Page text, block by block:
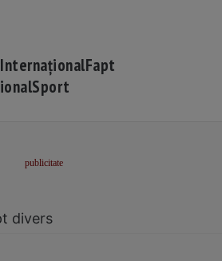
InternaționalFapt
Sport
divers